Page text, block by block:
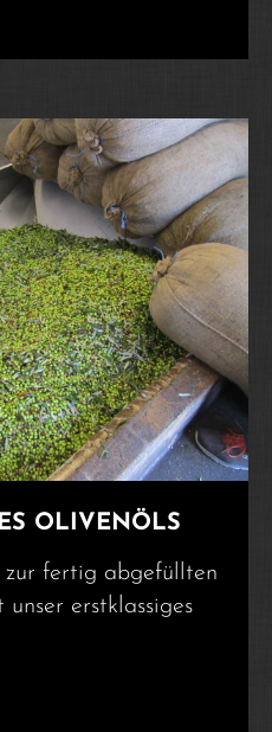
OLIVENÖLS
fertig abgefüllten
erstklassiges